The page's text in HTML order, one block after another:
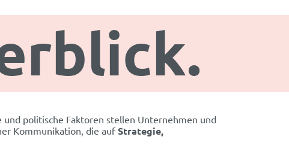
politische Faktoren stellen Unternehmen und
Kommunikation, die aufStrategie,